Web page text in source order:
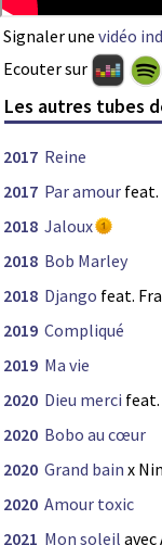
Signaler une vidéo
Ecouter sur
Les autres tubes
2017 Reine
2017 Par amour feat.
2018 Jaloux
2018 Bob Marley
2018 Django feat.
2019 Compliqué
2019 Ma vie
2020 Dieu merci
2020 Bobo au cœur
2020 Grand bain x
2020 Amour toxic
2021 Mon soleil